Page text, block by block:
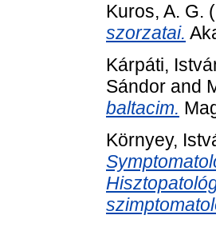
Kuros, A. G.
szorzatai.
Kárpáti,
Sándor and
baltacim.
Környey,